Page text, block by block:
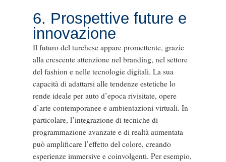
6. Prospettive future e
innovazione
Il futuro del turchese appare promettente, grazie
alla crescente attenzione nel branding, nel settore
del fashion e nelle tecnologie digitali. La sua
capacità di adattarsi alle tendenze estetiche lo
rende ideale per auto d’epoca rivisitate, opere
d’arte contemporanee e ambientazioni virtuali. In
particolare, l’integrazione di tecniche di
programmazione avanzate e di realtà aumentata
può amplificare l’effetto del colore, creando
esperienze immersive e coinvolgenti. Per esempio,